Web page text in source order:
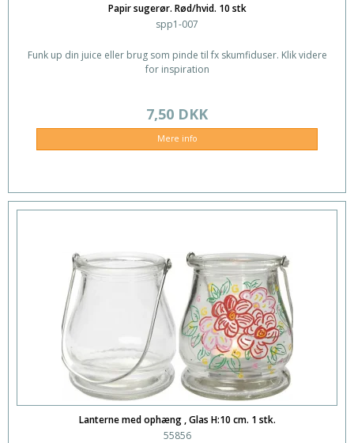
Papir sugerør. Rød/hvid. 10 stk
spp1-007
Funk up din juice eller brug som pinde til fx skumfiduser. Klik videre
for inspiration
7,50 DKK
Mere info
Lanterne med ophæng , Glas H:10 cm. 1 stk.
55856